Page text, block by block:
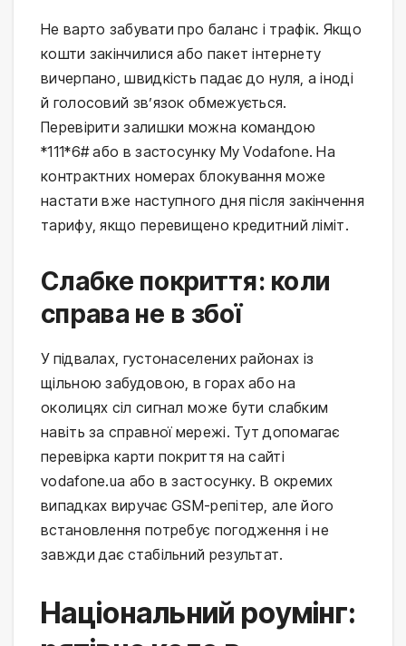
Не варто забувати про баланс і трафік. Якщо
кошти закінчилися або пакет інтернету
вичерпано, швидкість падає до нуля, а іноді
й голосовий зв’язок обмежується.
Перевірити залишки можна командою
*111*6# або в застосунку My Vodafone. На
контрактних номерах блокування може
настати вже наступного дня після закінчення
тарифу, якщо перевищено кредитний ліміт.
Слабке покриття: коли
справа не в збої
У підвалах, густонаселених районах із
щільною забудовою, в горах або на
околицях сіл сигнал може бути слабким
навіть за справної мережі. Тут допомагає
перевірка карти покриття на сайті
vodafone.ua або в застосунку. В окремих
випадках виручає GSM-репітер, але його
встановлення потребує погодження і не
завжди дає стабільний результат.
Національний роумінг: